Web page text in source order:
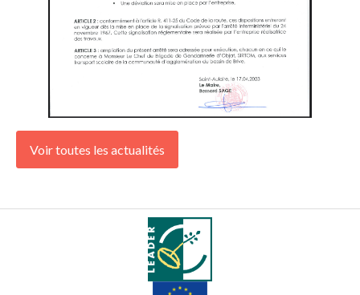
Voir toutes les actualités